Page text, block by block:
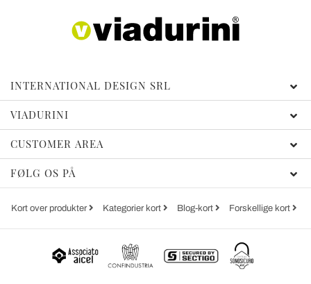
INTERNATIONAL DESIGN SRL
VIADURINI
CUSTOMER AREA
FØLG OS PÅ
Kort over produkter Kategorier kort Blog-kort Forskellige kort